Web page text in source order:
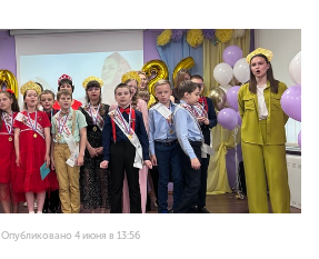
Опубликовано 4 июня в 13:56